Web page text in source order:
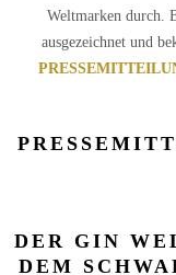
Weltmarken durch.
ausgezeichnet und
DER GIN
DEM